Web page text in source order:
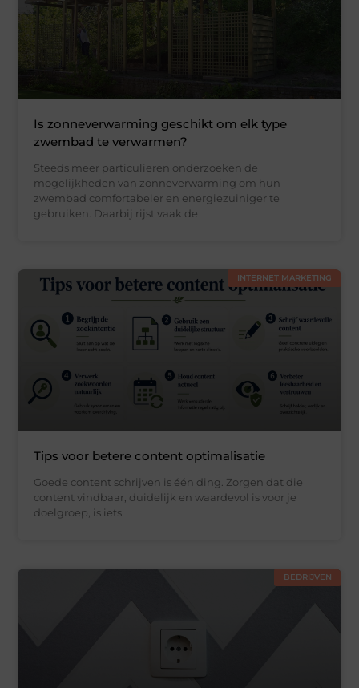
Is zonneverwarming geschikt om elk type
zwembad te verwarmen?
Steeds meer particulieren onderzoeken de
mogelijkheden van zonneverwarming om hun
zwembad comfortabeler en energiezuiniger te
gebruiken. Daarbij rijst vaak de
INTERNET MARKETING
Tips voor betere content optimalisatie
Goede content schrijven is één ding. Zorgen dat die
content vindbaar, duidelijk en waardevol is voor je
doelgroep, is iets
BEDRIJVEN